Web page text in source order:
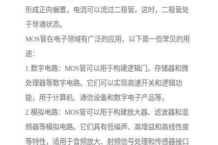
形成正向偏置，电流可以流过二极管。这时，二极管处
于导通状态。
MOS管在电子领域有广泛的应用，以下是一些常见的用
途：
1.数字电路：MOS管可以用于构建逻辑门、存储器和微
处理器等数字电路。它们可以实现高速开关和逻辑功
能，用于计算机、通信设备和数字电子产品等。
2.模拟电路：MOS管可以用于构建放大器、滤波器和混
频器等模拟电路。它们具有低噪声、高增益和高线性度
等特性，适用于音频放大、射频信号处理和传感器接口